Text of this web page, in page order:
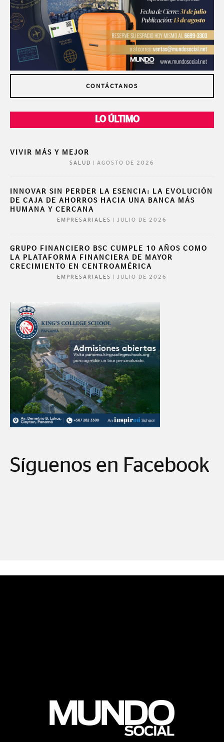
CONTÁCTANOS
LO ÚLTIMO
VIVIR MÁS Y MEJOR
SALUD AGOSTO DE 2026
INNOVAR SIN PERDER LA ESENCIA: LA EVOLUCIÓN
DE CAJA DE AHORROS HACIA UNA BANCA MÁS
HUMANA Y CERCANA
EMPRESARIALES JULIO DE 2026
GRUPO FINANCIERO BSC CUMPLE 10 AÑOS COMO
LA PLATAFORMA FINANCIERA DE MAYOR
CRECIMIENTO EN CENTROAMÉRICA
EMPRESARIALES JULIO DE 2026
Síguenos en Facebook